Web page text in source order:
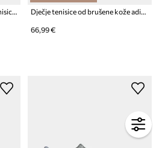
66,99 €